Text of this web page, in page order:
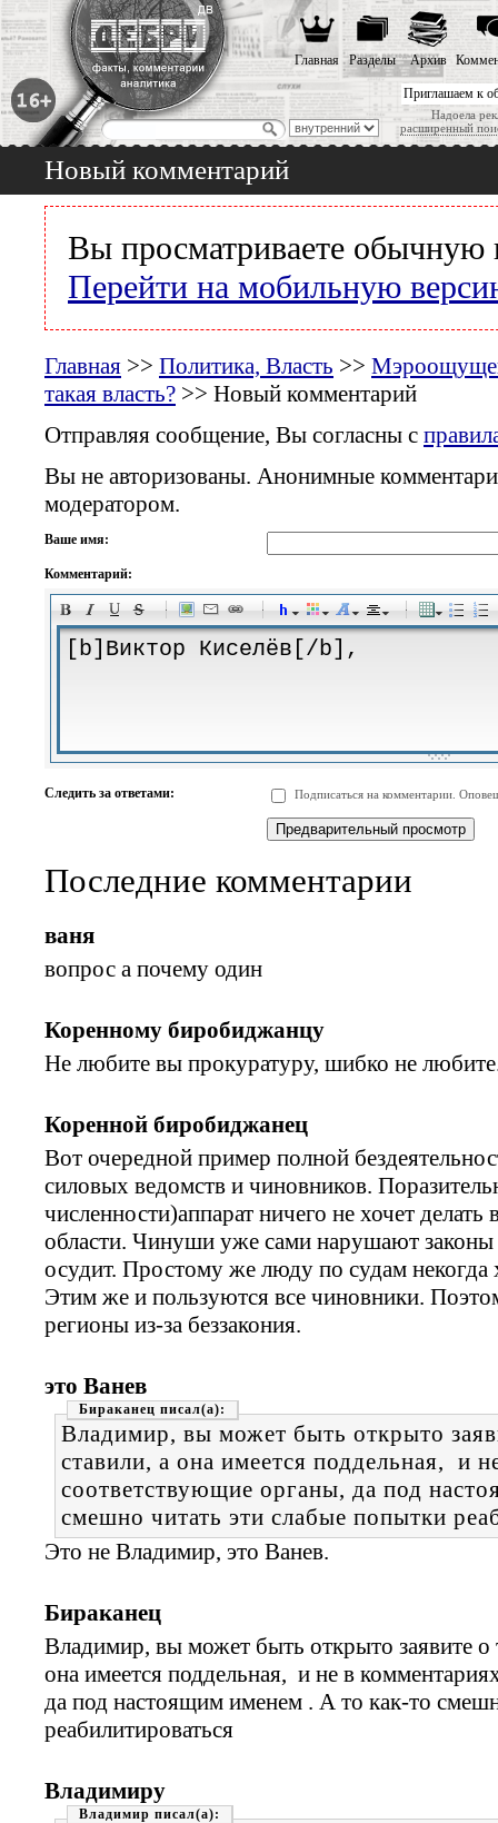
Приглашаем к
Надоела
расширенный
Главная Разделы Архив
Новый комментарий
Вы просматриваете обычную
Перейти на мобильную
Главная >> Политика, Власть >>
такая власть? >> Новый комментарий
Отправляя сообщение, Вы согласны с
Вы не авторизованы. Анонимные
модератором.
Ваше имя:
Комментарий:
-
-
-
-
-
-
-
-
-
-
-
-
-
-
-
-
-
Следить за ответами: Подписаться на комментарии.
Последние комментарии
ваня
вопрос а почему один
Коренному биробиджанцу
Не любите вы прокуратуру, шибко не
Коренной биробиджанец
Вот очередной пример полной
силовых ведомств и чиновников.
численности)аппарат ничего не хочет
области. Чинуши уже сами нарушают законы
осудит. Простому же люду по судам некогда
Этим же и пользуются все чиновники.
регионы из-за беззакония.
это Ванев
Бираканец
Владимир, вы может быть открыто
ставили, а она имеется поддельная, и
соответствующие органы, да под
смешно читать эти слабые попытки
Это не Владимир, это Ванев.
Бираканец
Владимир, вы может быть открыто заявите о
она имеется поддельная, и не в
да под настоящим именем . А то как-то
реабилитироваться
Владимиру
Владимир